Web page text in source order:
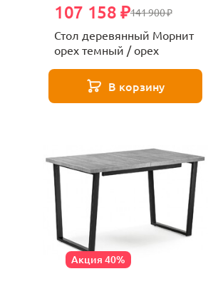
141 900 ₽
107 158 ₽
Стол деревянный Морнит
орех темный / орех
В корзину
Акция 40%